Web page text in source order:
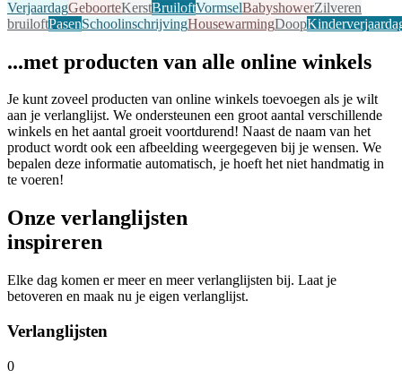
VerjaardagGeboorteKerstBruiloftVormselBabyshowerZilveren
bruiloftPasenSchoolinschrijvingHousewarmingDoop
...met producten van alle online winkels
Je kunt zoveel producten van online winkels toevoegen als je wilt
aan je verlanglijst. We ondersteunen een groot aantal verschillende
winkels en het aantal groeit voortdurend! Naast de naam van het
product wordt ook een afbeelding weergegeven bij je wensen. We
bepalen deze informatie automatisch, je hoeft het niet handmatig in
te voeren!
Onze verlanglijsten
inspireren
Elke dag komen er meer en meer verlanglijsten bij. Laat je
betoveren en maak nu je eigen verlanglijst.
Verlanglijsten
0